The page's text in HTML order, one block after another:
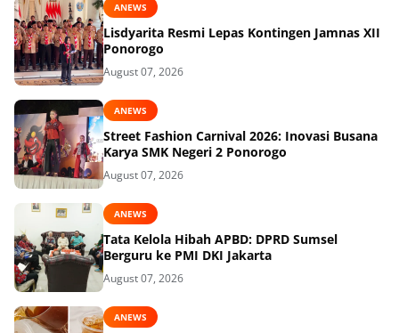
ANEWS
Lisdyarita Resmi Lepas Kontingen Jamnas XII
Ponorogo
August 07, 2026
ANEWS
Street Fashion Carnival 2026: Inovasi Busana
Karya SMK Negeri 2 Ponorogo
August 07, 2026
ANEWS
Tata Kelola Hibah APBD: DPRD Sumsel
Berguru ke PMI DKI Jakarta
August 07, 2026
ANEWS